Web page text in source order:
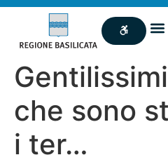
che sono
i ter…